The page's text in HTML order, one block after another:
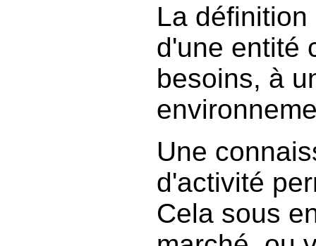
La
d'une entité
besoins, à
Une
d'activité
Cela sous